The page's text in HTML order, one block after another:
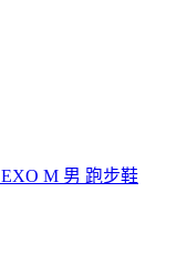
M 男 跑步鞋